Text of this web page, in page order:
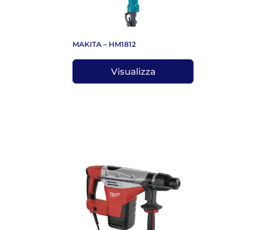
MAKITA – HM1812
Visualizza